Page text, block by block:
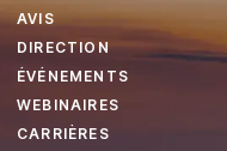
AVIS
DIRECTION
ÉVÉNEMENTS
WEBINAIRES
CARRIÈRES